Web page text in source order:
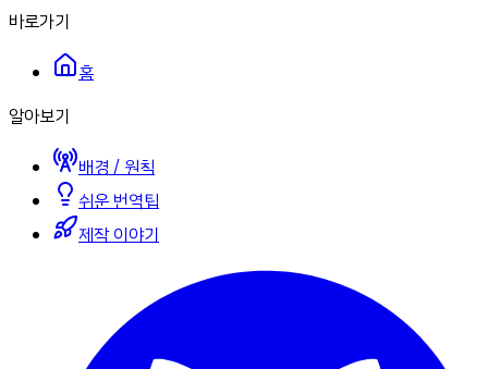
바로가기
홈
알아보기
배경 / 원칙
쉬운 번역팁
제작 이야기